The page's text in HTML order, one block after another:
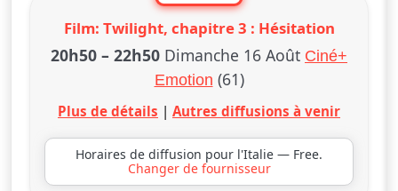
Film: Twilight, chapitre 3 : Hésitation
20h50 – 22h50 Dimanche 16 Août Ciné+
Emotion (61)
Plus de détails | Autres diffusions à venir
Horaires de diffusion pour l'Italie — Free.
Changer de fournisseur